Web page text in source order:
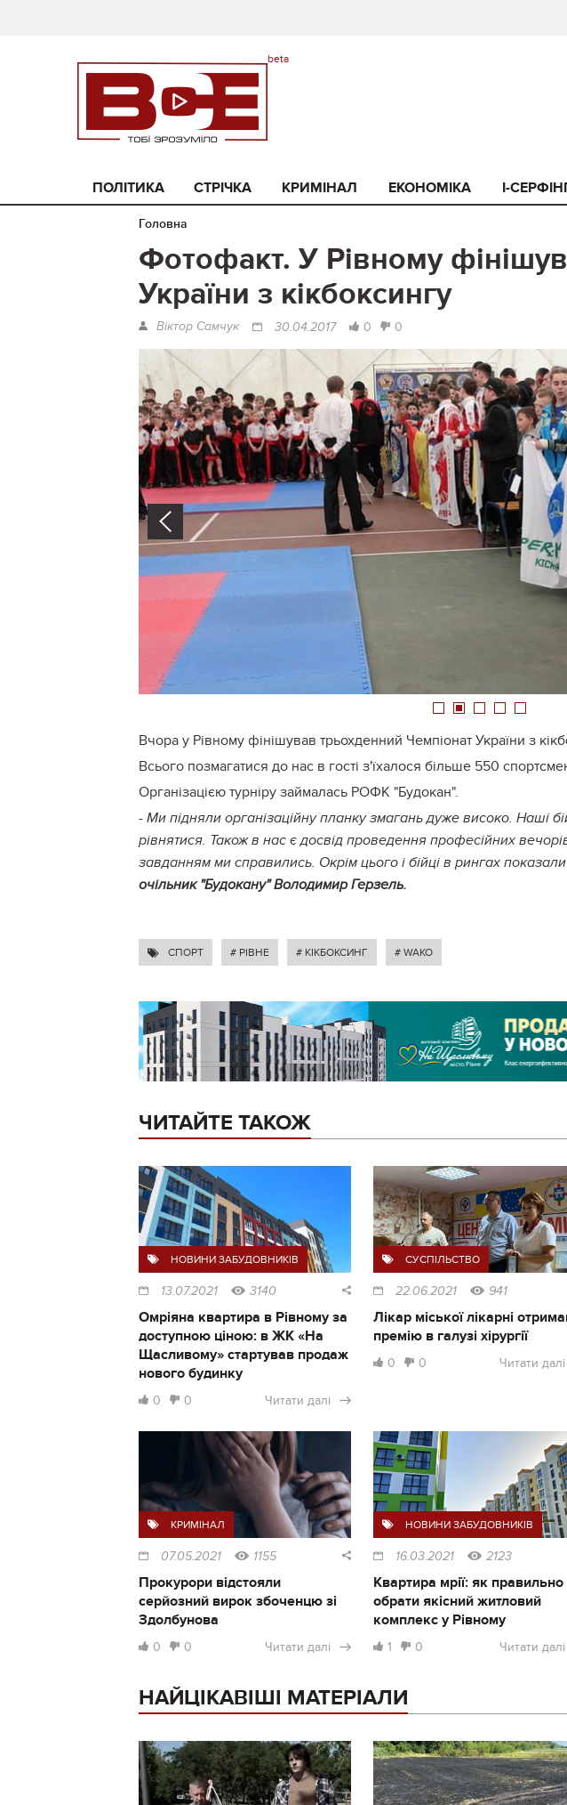
ПОЛІТИКА СТРІЧКА КРИМІНАЛ ЕКОНОМІКА I-
Головна
Фотофакт. У Рівному
України з кікбоксингу
Віктор Самчук 30.04.2017 0 0
Prev
1 2 3 4 5
Вчора у Рівному фінішував трьохденний Чемпіонат України з
Всього позмагатися до нас в гості з'їхалося більше 550
Організацією турніру займалась РОФК "Будокан".
- Ми підняли організаційну планку змагань дуже високо. Наші
рівнятися. Також в нас є досвід проведення професійних
завданням ми справились. Окрім цього і бійці в рингах показали
очільник "Будокану" Володимир Герзель.
СПОРТ # РІВНЕ # КІКБОКСИНГ # WAKO
ЧИТАЙТЕ ТАКОЖ
НОВИНИ ЗАБУДОВНИКІВ
13.07.2021 3140
Омріяна квартира в Рівному за
доступною ціною: в ЖК «На
Щасливому» стартував продаж
нового будинку
0 0 Читати далі
СУСПІЛЬСТВО
22.06.2021 941
Лікар міської лікарні
премію в галузі хірургії
0 0 Читати далі
КРИМІНАЛ
07.05.2021 1155
Прокурори відстояли
серйозний вирок збоченцю зі
Здолбунова
0 0 Читати далі
НОВИНИ ЗАБУДОВНИКІВ
16.03.2021 2123
Квартира мрії: як правильно
обрати якісний житловий
комплекс у Рівному
1 0 Читати далі
НАЙЦІКАВІШІ МАТЕРІАЛИ